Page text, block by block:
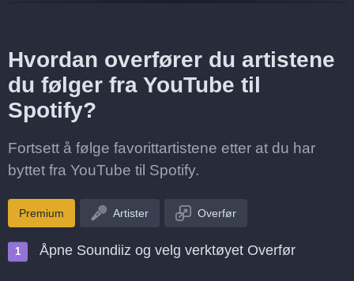
Hvordan overfører du artistene
du følger fra YouTube til
Spotify?
Fortsett å følge favorittartistene etter at du har
byttet fra YouTube til Spotify.
Premium Artister Overfør
Åpne Soundiiz og velg verktøyet Overfør